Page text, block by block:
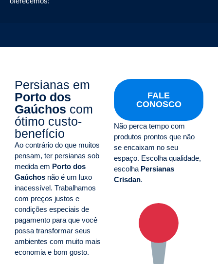
Persianas em
Porto dos
Gaúchos com
ótimo custo-
benefício
Ao contrário do que muitos
pensam, ter persianas sob
medida em Porto dos
Gaúchos não é um luxo
inacessível. Trabalhamos
com preços justos e
condições especiais de
pagamento para que você
possa transformar seus
ambientes com muito mais
economia e bom gosto.
FALE
CONOSCO
Não perca tempo com
produtos prontos que não
se encaixam no seu
espaço. Escolha qualidade,
escolha Persianas
Crisdan.